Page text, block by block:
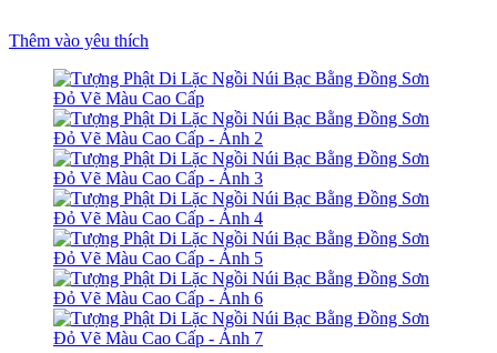
Thêm vào yêu thích